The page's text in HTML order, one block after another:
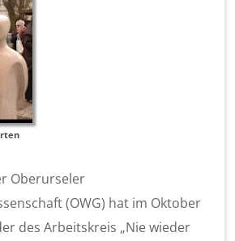
Oberurseler
(OWG) hat im Oktober
des Arbeitskreis „Nie wieder